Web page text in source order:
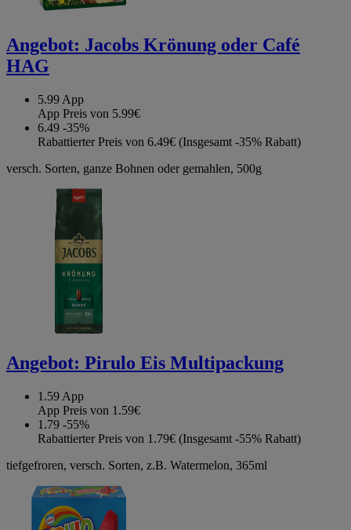
Angebot: Jacobs Krönung oder Café
HAG
5.99 App
App Preis von 5.99€
6.49 -35%
Rabattierter Preis von 6.49€ (Insgesamt -35% Rabatt)
versch. Sorten, ganze Bohnen oder gemahlen, 500g
Angebot: Pirulo Eis Multipackung
1.59 App
App Preis von 1.59€
1.79 -55%
Rabattierter Preis von 1.79€ (Insgesamt -55% Rabatt)
tiefgefroren, versch. Sorten, z.B. Watermelon, 365ml